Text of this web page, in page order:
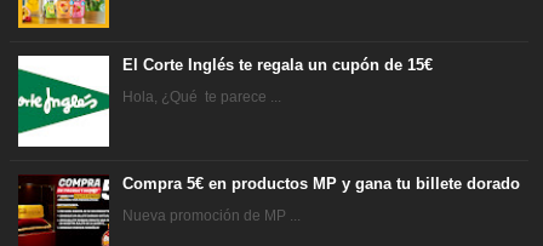
El Corte Inglés te regala un cupón de 15€
Hola, ¿Qué te parece ...
Compra 5€ en productos MP y gana tu billete dorado
Nueva promoción de MP ...